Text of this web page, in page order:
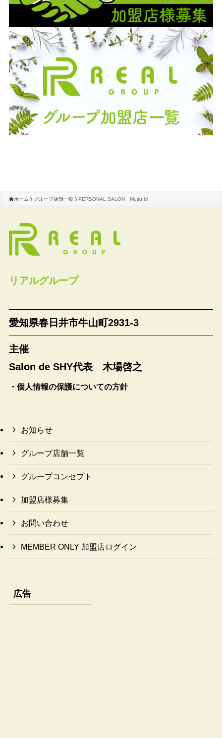
ホーム グループ店舗一覧 PERSONAL SALON Musu.bi
リアルグループ
愛知県春日井市牛山町2931-3
主催
Salon de SHY代表 木場啓之
・個人情報の保護についての方針
お知らせ
グループ店舗一覧
グループコンセプト
加盟店様募集
お問い合わせ
MEMBER ONLY 加盟店ログイン
広告